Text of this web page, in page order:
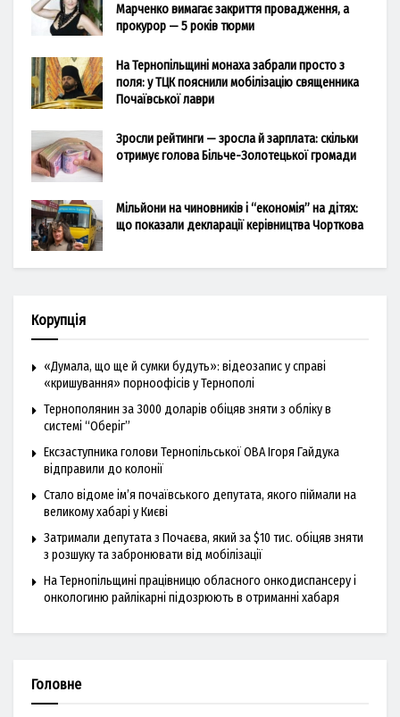
Марченко вимагає закриття провадження, а
прокурор — 5 років тюрми
На Тернопільщині монаха забрали просто з
поля: у ТЦК пояснили мобілізацію священника
Почаївської лаври
Зросли рейтинги — зросла й зарплата: скільки
отримує голова Більче-Золотецької громади
Мільйони на чиновників і “економія” на дітях:
що показали декларації керівництва Чорткова
Корупція
«Думала, що ще й сумки будуть»: відеозапис у справі
«кришування» порноофісів у Тернополі
Тернополянин за 3000 доларів обіцяв зняти з обліку в
системі “Оберіг”
Ексзаступника голови Тернопільської ОВА Ігоря Гайдука
відправили до колонії
Стало відоме ім’я почаївського депутата, якого піймали на
великому хабарі у Києві
Затримали депутата з Почаєва, який за $10 тис. обіцяв зняти
з розшуку та забронювати від мобілізації
На Тернопільщині працівницю обласного онкодиспансеру і
онкологиню райлікарні підозрюють в отриманні хабаря
Головне